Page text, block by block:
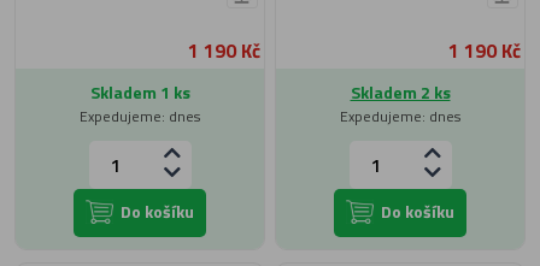
1 190 Kč
Skladem 1 ks
Expedujeme: dnes
Do košíku
1 190 Kč
Skladem 2 ks
Expedujeme: dnes
Do košíku